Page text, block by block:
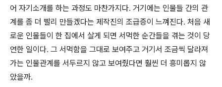
어 자기소개를 하는 과정도 마찬가지다. 거기에는 인물들 간의 관
계를 좀 더 빨리 만들겠다는 제작진의 조급증이 느껴진다. 처음 새
로운 인물들이 한 집에서 살게 되면 서먹한 순간들을 겪는 것이 당
연한 일이다. 그 서먹함을 그대로 보여주고 거기서 조금씩 달라져
가는 인물관계를 서두르지 않고 보여줬다면 훨씬 더 흥미롭지 않
았을까.